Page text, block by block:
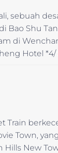
sebuah
Bao Shu
di
Hotel *4/
Train
Town,
New